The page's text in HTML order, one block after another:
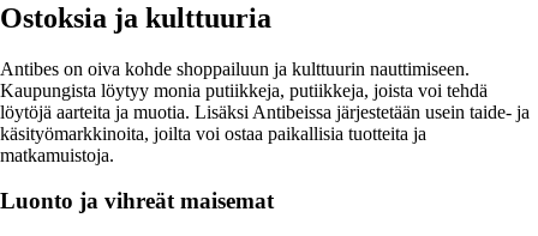
Ostoksia ja kulttuuria
Antibes on oiva kohde shoppailuun ja kulttuurin nauttimiseen.
Kaupungista löytyy monia putiikkeja, putiikkeja, joista voi tehdä
löytöjä aarteita ja muotia. Lisäksi Antibeissa järjestetään usein taide- ja
käsityömarkkinoita, joilta voi ostaa paikallisia tuotteita ja
matkamuistoja.
Luonto ja vihreät maisemat